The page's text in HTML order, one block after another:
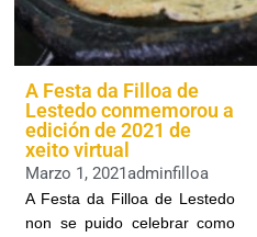
A Festa da Filloa de
Lestedo conmemorou a
edición de 2021 de
xeito virtual
Marzo 1, 2021adminfilloa
A Festa da Filloa de Lestedo
non se puido celebrar como